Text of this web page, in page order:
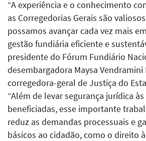
“A experiência e o conhecimento
as Corregedorias Gerais são
possamos avançar cada vez mais
gestão fundiária eficiente e
presidente do Fórum Fundiário
desembargadora Maysa Vendramini
corregedora-geral de Justiça do
“Além de levar segurança jurídica
beneficiadas, esse importante
reduz as demandas processuais e
básicos ao cidadão, como o direito